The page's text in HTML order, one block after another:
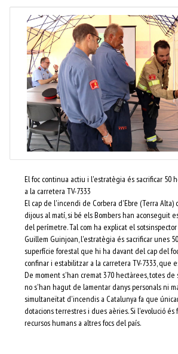
El foc continua actiu i l'estratègia és sacrificar 50
a la carretera TV-7333
El cap de l'incendi de Corbera d'Ebre (Terra
dijous al matí, si bé els Bombers han aconseguit
del perímetre. Tal com ha explicat el sotsinspector
Guillem Guinjoan, l'estratègia és sacrificar unes
superfície forestal que hi ha davant del cap del
confinar i estabilitzar a la carretera TV-7333, que
De moment s'han cremat 370 hectàrees, totes de
no s'han hagut de lamentar danys personals ni
simultaneïtat d'incendis a Catalunya fa que
dotacions terrestres i dues aèries. Si l'evolució és
recursos humans a altres focs del país.